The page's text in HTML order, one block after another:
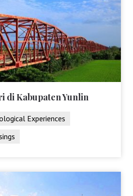
di Kabupaten Yunlin
Experiences